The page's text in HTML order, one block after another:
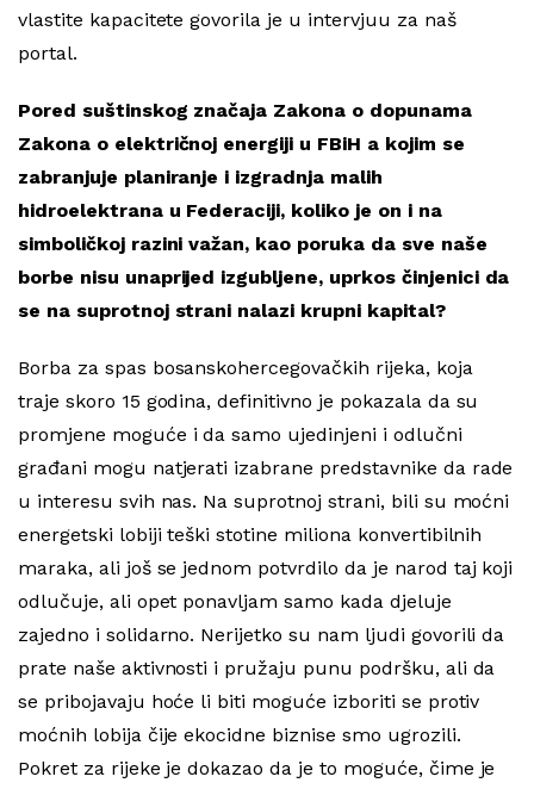
vlastite kapacitete govorila je u intervjuu za naš
portal.
Pored suštinskog značaja Zakona o dopunama
Zakona o električnoj energiji u FBiH a kojim se
zabranjuje planiranje i izgradnja malih
hidroelektrana u Federaciji, koliko je on i na
simboličkoj razini važan, kao poruka da sve naše
borbe nisu unaprijed izgubljene, uprkos činjenici da
se na suprotnoj strani nalazi krupni kapital?
Borba za spas bosanskohercegovačkih rijeka, koja
traje skoro 15 godina, definitivno je pokazala da su
promjene moguće i da samo ujedinjeni i odlučni
građani mogu natjerati izabrane predstavnike da rade
u interesu svih nas. Na suprotnoj strani, bili su moćni
energetski lobiji teški stotine miliona konvertibilnih
maraka, ali još se jednom potvrdilo da je narod taj koji
odlučuje, ali opet ponavljam samo kada djeluje
zajedno i solidarno. Nerijetko su nam ljudi govorili da
prate naše aktivnosti i pružaju punu podršku, ali da
se pribojavaju hoće li biti moguće izboriti se protiv
moćnih lobija čije ekocidne biznise smo ugrozili.
Pokret za rijeke je dokazao da je to moguće, čime je